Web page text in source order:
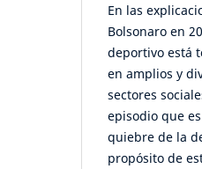
En las
Bolsonaro en
deportivo está
en amplios y
sectores
episodio que
quiebre de la
propósito de